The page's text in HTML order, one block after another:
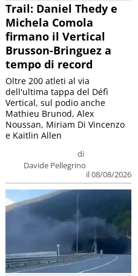
Trail: Daniel Thedy e
Michela Comola
firmano il Vertical
Brusson-Bringuez a
tempo di record
di
Davide Pellegrino
il 08/08/2026
Oltre 200 atleti al via
dell'ultima tappa del Défì
Vertical, sul podio anche
Mathieu Brunod, Alex
Noussan, Miriam Di Vincenzo
e Kaitlin Allen